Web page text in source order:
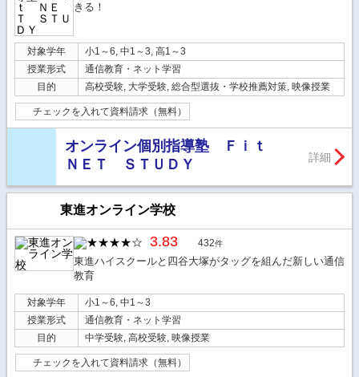
きる！
対象学年
小1～6, 中1～3, 高1～3
授業形式
通信教育・ネット学習
目的
高校受験, 大学受験, 総合型選抜・学校推薦対策, 映像授業
チェックを入れて資料請求（無料）
オンライン個別指導塾 Ｆｉｔ
ＮＥＴ ＳＴＵＤＹ
詳細
東進オンライン学校
3.83 432件
東進ハイスクールと四谷大塚がタッグを組んだ新しい通信
教育
対象学年
小1～6, 中1～3
授業形式
通信教育・ネット学習
目的
中学受験, 高校受験, 映像授業
チェックを入れて資料請求（無料）